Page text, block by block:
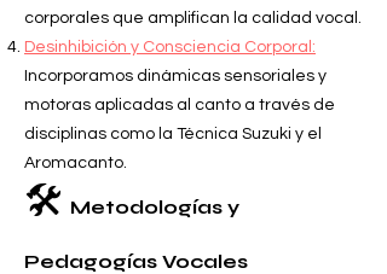
corporales que amplifican la calidad vocal.
Desinhibición y Consciencia Corporal:
Incorporamos dinámicas sensoriales y
motoras aplicadas al canto a través de
disciplinas como la Técnica Suzuki y el
Aromacanto.
🛠️ Metodologías y
Pedagogías Vocales